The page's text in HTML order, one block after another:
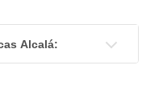
Alcalá: